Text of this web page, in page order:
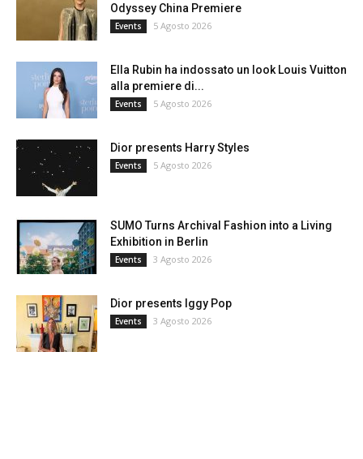
Odyssey China Premiere
Events 5 Agosto 2026
Ella Rubin ha indossato un look Louis Vuitton
alla premiere di...
Events 5 Agosto 2026
Dior presents Harry Styles
Events 5 Agosto 2026
SUMO Turns Archival Fashion into a Living
Exhibition in Berlin
Events 3 Agosto 2026
Dior presents Iggy Pop
Events 3 Agosto 2026